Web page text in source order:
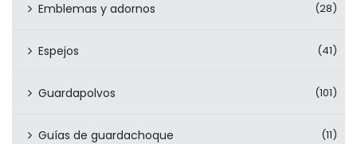
Emblemas y adornos (28)
Espejos (41)
Guardapolvos (101)
Guías de guardachoque (11)